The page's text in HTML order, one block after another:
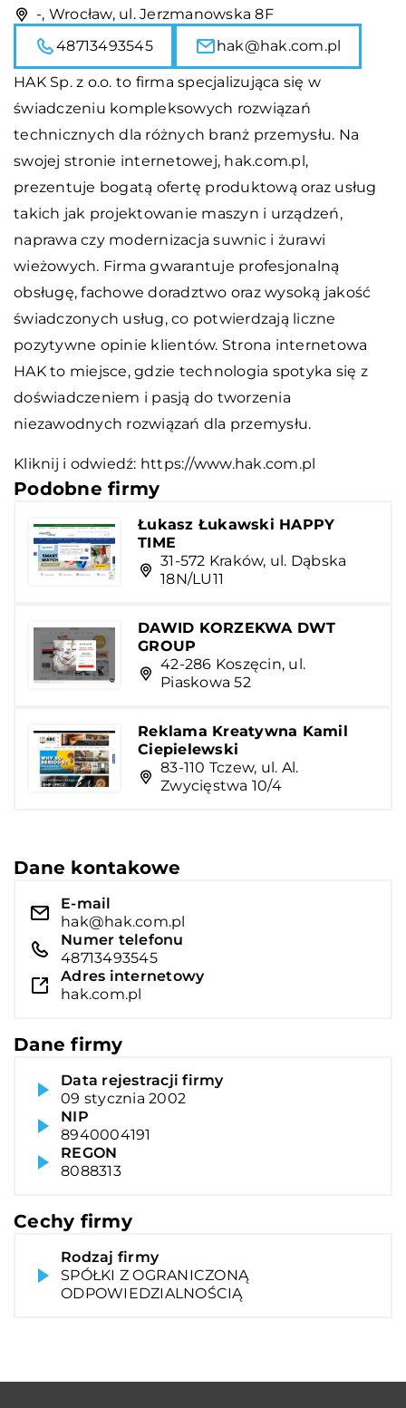
-, Wrocław, ul. Jerzmanowska 8F
48713493545
hak@hak.com.pl
HAK Sp. z o.o. to firma specjalizująca się w
świadczeniu kompleksowych rozwiązań
technicznych dla różnych branż przemysłu. Na
swojej stronie internetowej, hak.com.pl,
prezentuje bogatą ofertę produktową oraz usług
takich jak projektowanie maszyn i urządzeń,
naprawa czy modernizacja suwnic i żurawi
wieżowych. Firma gwarantuje profesjonalną
obsługę, fachowe doradztwo oraz wysoką jakość
świadczonych usług, co potwierdzają liczne
pozytywne opinie klientów. Strona internetowa
HAK to miejsce, gdzie technologia spotyka się z
doświadczeniem i pasją do tworzenia
niezawodnych rozwiązań dla przemysłu.
Kliknij i odwiedź: https://www.hak.com.pl
Podobne firmy
Łukasz Łukawski HAPPY
TIME
31-572 Kraków, ul. Dąbska
18N/LU11
DAWID KORZEKWA DWT
GROUP
42-286 Koszęcin, ul.
Piaskowa 52
Reklama Kreatywna Kamil
Ciepielewski
83-110 Tczew, ul. Al.
Zwycięstwa 10/4
Dane kontakowe
E-mail
hak@hak.com.pl
Numer telefonu
48713493545
Adres internetowy
hak.com.pl
Dane firmy
Data rejestracji firmy
09 stycznia 2002
NIP
8940004191
REGON
8088313
Cechy firmy
Rodzaj firmy
SPÓŁKI Z OGRANICZONĄ
ODPOWIEDZIALNOŚCIĄ